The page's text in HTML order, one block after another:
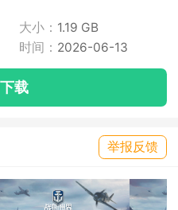
大小： 1.19 GB
时间： 2026-06-13
载
举报反馈